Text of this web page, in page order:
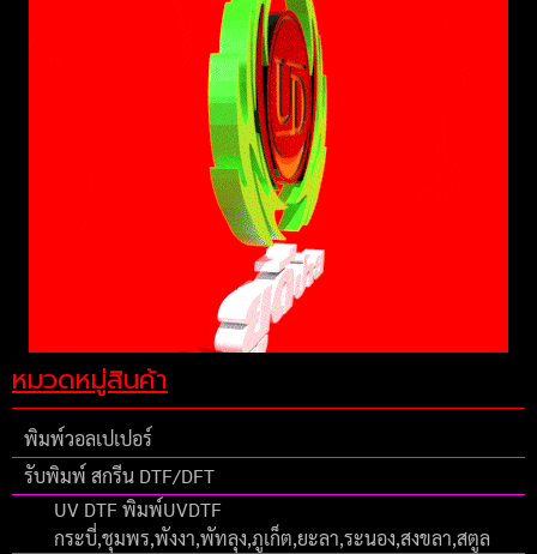
หมวดหมู่สินค้า
พิมพ์วอลเปเปอร์
รับพิมพ์ สกรีน DTF/DFT
UV DTF พิมพ์UVDTF
กระบี่,ชุมพร,พังงา,พัทลุง,ภูเก็ต,ยะลา,ระนอง,สงขลา,สตูล